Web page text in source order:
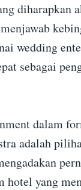
diharapkan
wedding
sebagai
dalam
adalah
hotel yang